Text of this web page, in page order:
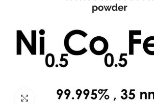
Click to enlarge